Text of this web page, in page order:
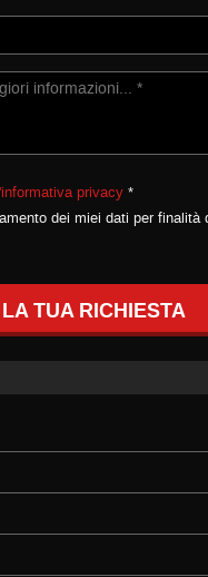
privacy *
dei miei dati per finalità
TUA RICHIESTA